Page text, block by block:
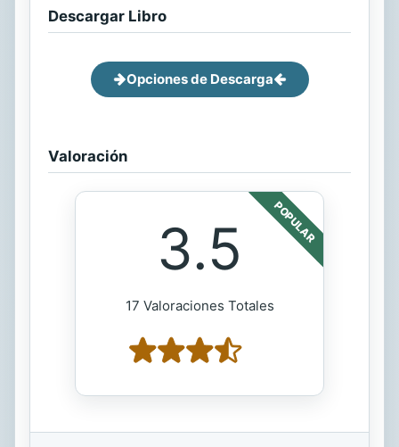
Descargar Libro
Opciones de Descarga
Valoración
POPULAR
3.5
17 Valoraciones Totales